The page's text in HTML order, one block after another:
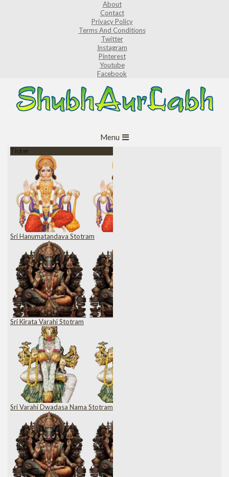
About
Contact
Privacy Policy
Terms And Conditions
Twitter
Instagram
Pinterest
Youtube
Facebook
Navigation
Menu
Ticker
Sri Hanumatandava Stotram
Sri Kirata Varahi Stotram
Sri Varahi Dwadasa Nama Stotram